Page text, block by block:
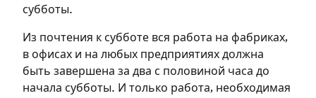
субботы.
Из почтения к субботе вся работа на фабриках,
в офисах и на любых предприятиях должна
быть завершена за два с половиной часа до
начала субботы. И только работа, необходимая